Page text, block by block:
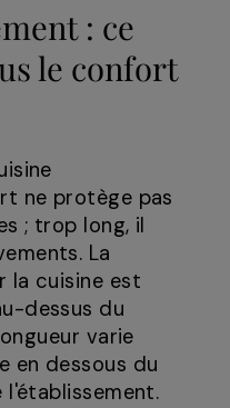
: ce
le confort
ne protège pas
; trop long, il
La
la cuisine est
dessus du
varie
en dessous du
l'établissement.